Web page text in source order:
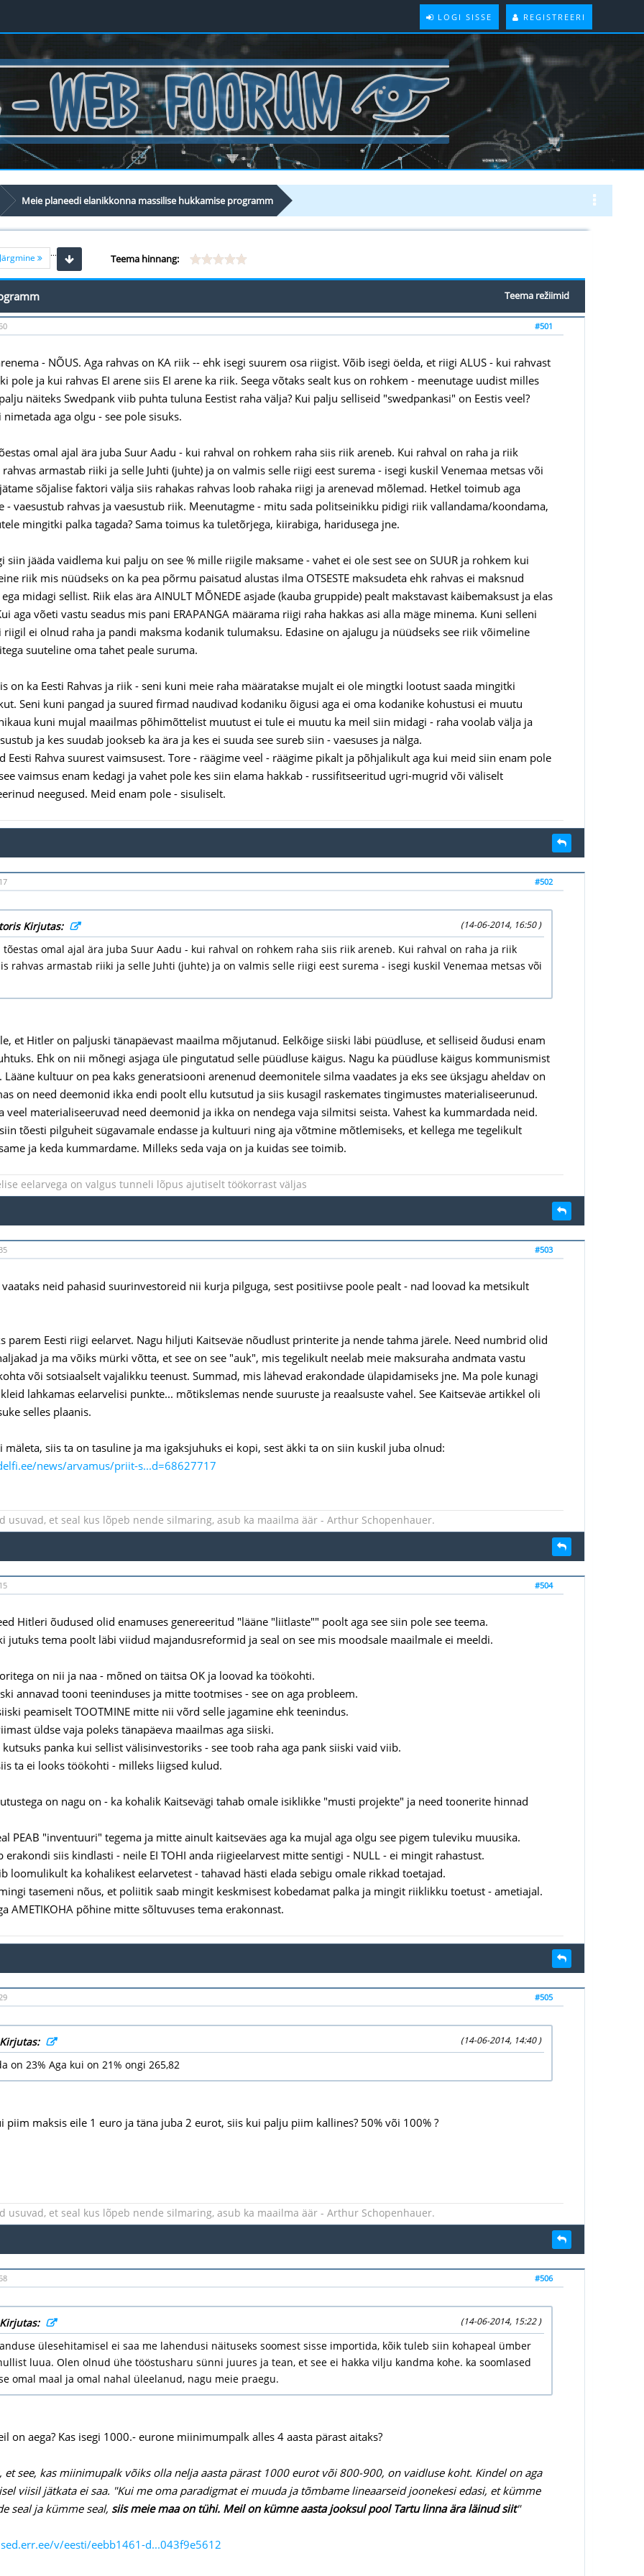
LOGI SISSE REGISTREERI
Meie planeedi elanikkonna massilise hukkamise programm
...
Järgmine Teema hinnang:
Teema režiimid
#501
- NÕUS. Aga rahvas on KA riik -- ehk isegi suurem osa riigist. Võib isegi öelda, et riigi ALUS - kui rahvast
pole ja kui rahvas EI arene siis EI arene ka riik. Seega võtaks sealt kus on rohkem - meenutage uudist milles
näiteks Swedpank viib puhta tuluna Eestist raha välja? Kui palju selliseid "swedpankasi" on Eestis veel?
nimetada aga olgu - see pole sisuks.
omal ajal ära juba Suur Aadu - kui rahval on rohkem raha siis riik areneb. Kui rahval on raha ja riik
armastab riiki ja selle Juhti (juhte) ja on valmis selle riigi eest surema - isegi kuskil Venemaa metsas või
sõjalise faktori välja siis rahakas rahvas loob rahaka riigi ja arenevad mõlemad. Hetkel toimub aga
- vaesustub rahvas ja vaesustub riik. Meenutagme - mitu sada politseinikku pidigi riik vallandama/koondama,
mingitki palka tagada? Sama toimus ka tuletõrjega, kiirabiga, haridusega jne.
siin jääda vaidlema kui palju on see % mille riigile maksame - vahet ei ole sest see on SUUR ja rohkem kui
riik mis nüüdseks on ka pea põrmu paisatud alustas ilma OTSESTE maksudeta ehk rahvas ei maksnud
midagi sellist. Riik elas ära AINULT MÕNEDE asjade (kauba gruppide) pealt makstavast käibemaksust ja elas
aga võeti vastu seadus mis pani ERAPANGA määrama riigi raha hakkas asi alla mäge minema. Kuni selleni
ei olnud raha ja pandi maksma kodanik tulumaksu. Edasine on ajalugu ja nüüdseks see riik võimeline
suuteline oma tahet peale suruma.
on ka Eesti Rahvas ja riik - seni kuni meie raha määratakse mujalt ei ole mingtki lootust saada mingitki
Seni kuni pangad ja suured firmad naudivad kodaniku õigusi aga ei oma kodanike kohustusi ei muutu
kuni mujal maailmas põhimõttelist muutust ei tule ei muutu ka meil siin midagi - raha voolab välja ja
ja kes suudab jookseb ka ära ja kes ei suuda see sureb siin - vaesuses ja nälga.
Eesti Rahva suurest vaimsusest. Tore - räägime veel - räägime pikalt ja põhjalikult aga kui meid siin enam pole
vaimsus enam kedagi ja vahet pole kes siin elama hakkab - russifitseeritud ugri-mugrid või väliselt
neegused. Meid enam pole - sisuliselt.
#502
(14-06-2014, 16:50 )
Kirjutas:
tõestas omal ajal ära juba Suur Aadu - kui rahval on rohkem raha siis riik areneb. Kui rahval on raha ja riik
rahvas armastab riiki ja selle Juhti (juhte) ja on valmis selle riigi eest surema - isegi kuskil Venemaa metsas või
et Hitler on paljuski tänapäevast maailma mõjutanud. Eelkõige siiski läbi püüdluse, et selliseid õudusi enam
Ehk on nii mõnegi asjaga üle pingutatud selle püüdluse käigus. Nagu ka püüdluse käigus kommunismist
Lääne kultuur on pea kaks generatsiooni arenenud deemonitele silma vaadates ja eks see üksjagu aheldav on
on need deemonid ikka endi poolt ellu kutsutud ja siis kusagil raskemates tingimustes materialiseerunud.
veel materialiseeruvad need deemonid ja ikka on nendega vaja silmitsi seista. Vahest ka kummardada neid.
tõesti pilguheit sügavamale endasse ja kultuuri ning aja võtmine mõtlemiseks, et kellega me tegelikult
ja keda kummardame. Milleks seda vaja on ja kuidas see toimib.
eelarvega on valgus tunneli lõpus ajutiselt töökorrast väljas
#503
neid pahasid suurinvestoreid nii kurja pilguga, sest positiivse poole pealt - nad loovad ka metsikult
parem Eesti riigi eelarvet. Nagu hiljuti Kaitseväe nõudlust printerite ja nende tahma järele. Need numbrid olid
ja ma võiks mürki võtta, et see on see "auk", mis tegelikult neelab meie maksuraha andmata vastu
või sotsiaalselt vajalikku teenust. Summad, mis lähevad erakondade ülapidamiseks jne. Ma pole kunagi
lahkamas eelarvelisi punkte... mõtikslemas nende suuruste ja reaalsuste vahel. See Kaitseväe artikkel oli
selles plaanis.
mäleta, siis ta on tasuline ja ma igaksjuhuks ei kopi, sest äkki ta on siin kuskil juba olnud:
news/arvamus/priit-s...d=68627717
usuvad, et seal kus lõpeb nende silmaring, asub ka maailma äär - Arthur Schopenhauer.
#504
Hitleri õudused olid enamuses genereeritud "lääne "liitlaste"" poolt aga see siin pole see teema.
jutuks tema poolt läbi viidud majandusreformid ja seal on see mis moodsale maailmale ei meeldi.
on nii ja naa - mõned on täitsa OK ja loovad ka töökohti.
annavad tooni teeninduses ja mitte tootmises - see on aga probleem.
peamiselt TOOTMINE mitte nii võrd selle jagamine ehk teenindus.
üldse vaja poleks tänapäeva maailmas aga siiski.
kutsuks panka kui sellist välisinvestoriks - see toob raha aga pank siiski vaid viib.
ta ei looks töökohti - milleks liigsed kulud.
on nagu on - ka kohalik Kaitsevägi tahab omale isiklikke "musti projekte" ja need toonerite hinnad
PEAB "inventuuri" tegema ja mitte ainult kaitseväes aga ka mujal aga olgu see pigem tuleviku muusika.
erakondi siis kindlasti - neile EI TOHI anda riigieelarvest mitte sentigi - NULL - ei mingit rahastust.
loomulikult ka kohalikest eelarvetest - tahavad hästi elada sebigu omale rikkad toetajad.
tasemeni nõus, et poliitik saab mingit keskmisest kobedamat palka ja mingit riiklikku toetust - ametiajal.
AMETIKOHA põhine mitte sõltuvuses tema erakonnast.
#505
(14-06-2014, 14:40 )
on 23% Aga kui on 21% ongi 265,82
piim maksis eile 1 euro ja täna juba 2 eurot, siis kui palju piim kallines? 50% või 100% ?
usuvad, et seal kus lõpeb nende silmaring, asub ka maailma äär - Arthur Schopenhauer.
#506
(14-06-2014, 15:22 )
ülesehitamisel ei saa me lahendusi näituseks soomest sisse importida, kõik tuleb siin kohapeal ümber
luua. Olen olnud ühe tööstusharu sünni juures ja tean, et see ei hakka vilju kandma kohe. ka soomlased
omal maal ja omal nahal üleelanud, nagu meie praegu.
on aega? Kas isegi 1000.- eurone miinimumpalk alles 4 aasta pärast aitaks?
et see, kas miinimupalk võiks olla nelja aasta pärast 1000 eurot või 800-900, on vaidluse koht. Kindel on aga
viisil jätkata ei saa. "Kui me oma paradigmat ei muuda ja tõmbame lineaarseid joonekesi edasi, et kümme
seal ja kümme seal, siis meie maa on tühi. Meil on kümne aasta jooksul pool Tartu linna ära läinud siit"
v/eesti/eebb1461-d...043f9e5612